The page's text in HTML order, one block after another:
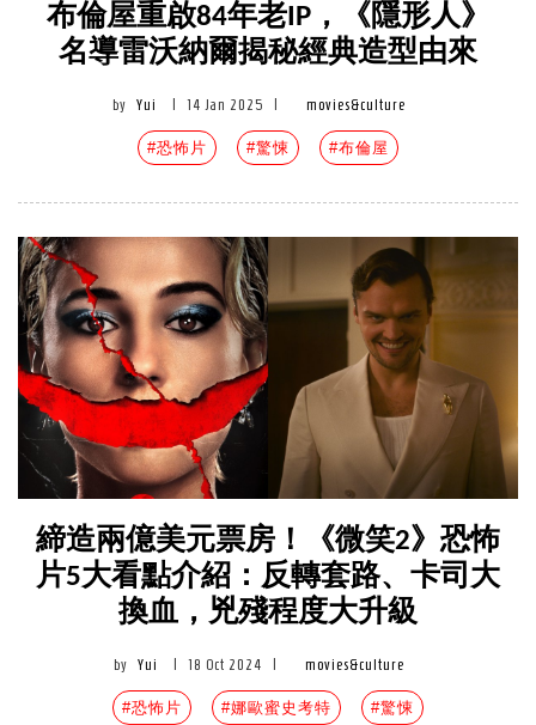
布倫屋重啟84年老IP，《隱形人》
名導雷沃納爾揭秘經典造型由來
by Yui 14 Jan 2025 movies&culture
#恐怖片 #驚悚 #布倫屋
締造兩億美元票房！《微笑2》恐怖
片5大看點介紹：反轉套路、卡司大
換血，兇殘程度大升級
by Yui 18 Oct 2024 movies&culture
#恐怖片 #娜歐蜜史考特 #驚悚